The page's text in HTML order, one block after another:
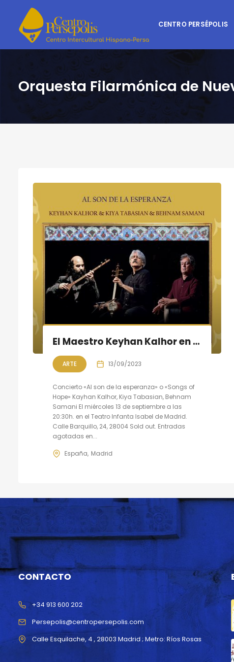
CENTRO PERSÉPOLIS
Orquesta Filarmónica de
El Maestro Keyhan Kalhor en concierto en Madrid
ARTE 13/09/2023
Concierto «Al son de la esperanza» o «Songs of
Hope» Kayhan Kalhor, Kiya Tabasian, Behnam
Samani El miércoles 13 de septiembre a las
20:30h. en el Teatro Infanta Isabel de Madrid.
Calle Barquillo, 24, 28004 Sold out. Entradas
agotadas en...
España Madrid
CONTACTO
Persepolis@centropersepolis.com
+34 913 600 202